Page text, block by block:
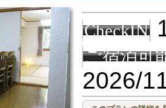
CheckIN
ご宿泊可
2026/